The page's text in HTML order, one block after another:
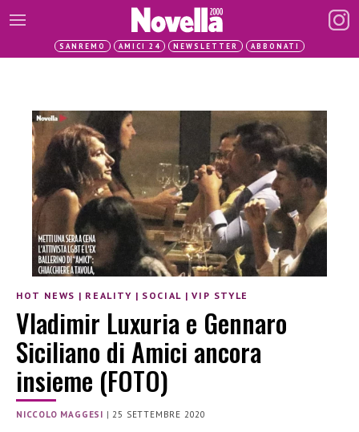
SANREMO AMICI 24 NEWSLETTER ABBONATI
HOT NEWS | REALITY | SOCIAL |VIP STYLE
Vladimir Luxuria e Gennaro
Siciliano di Amici ancora
insieme (FOTO)
NICCOLO MAGGESI |25 SETTEMBRE 2020